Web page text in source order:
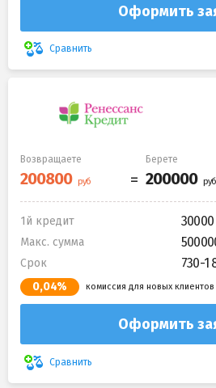
Оформить
Сравнить
Возвращаете Берете
1й кредит
Макс. сумма
Срок 730-1
0,04% комиссия для новых клиентов
Оформить
Сравнить